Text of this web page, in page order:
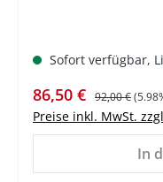
Sofort verfügbar,
Verkaufspreis:
86,50 € Regulärer
92,00 €
Preise inkl. MwSt.
In